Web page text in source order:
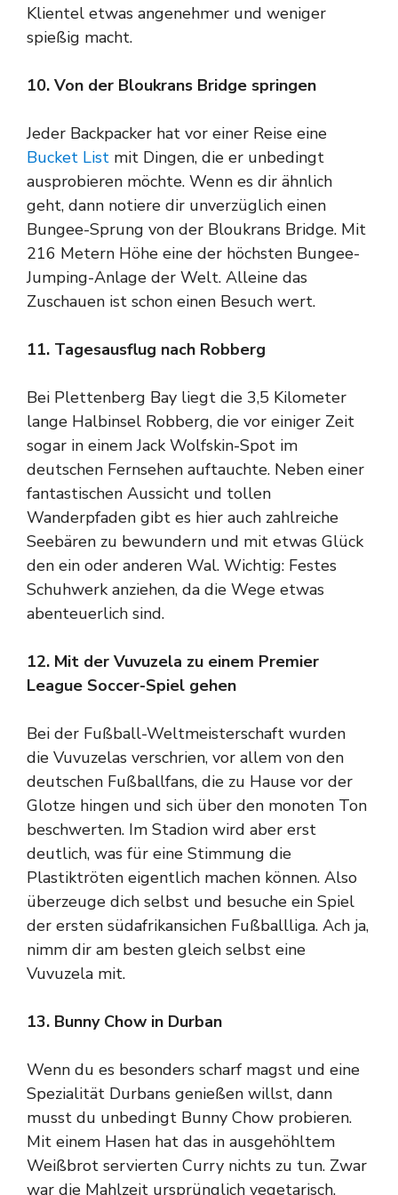
Klientel etwas angenehmer und weniger
spießig macht.
10. Von der Bloukrans Bridge springen
Jeder Backpacker hat vor einer Reise eine
Bucket List mit Dingen, die er unbedingt
ausprobieren möchte. Wenn es dir ähnlich
geht, dann notiere dir unverzüglich einen
Bungee-Sprung von der Bloukrans Bridge. Mit
216 Metern Höhe eine der höchsten Bungee-
Jumping-Anlage der Welt. Alleine das
Zuschauen ist schon einen Besuch wert.
11. Tagesausflug nach Robberg
Bei Plettenberg Bay liegt die 3,5 Kilometer
lange Halbinsel Robberg, die vor einiger Zeit
sogar in einem Jack Wolfskin-Spot im
deutschen Fernsehen auftauchte. Neben einer
fantastischen Aussicht und tollen
Wanderpfaden gibt es hier auch zahlreiche
Seebären zu bewundern und mit etwas Glück
den ein oder anderen Wal. Wichtig: Festes
Schuhwerk anziehen, da die Wege etwas
abenteuerlich sind.
12. Mit der Vuvuzela zu einem Premier
League Soccer-Spiel gehen
Bei der Fußball-Weltmeisterschaft wurden
die Vuvuzelas verschrien, vor allem von den
deutschen Fußballfans, die zu Hause vor der
Glotze hingen und sich über den monoten Ton
beschwerten. Im Stadion wird aber erst
deutlich, was für eine Stimmung die
Plastiktröten eigentlich machen können. Also
überzeuge dich selbst und besuche ein Spiel
der ersten südafrikansichen Fußballliga. Ach ja,
nimm dir am besten gleich selbst eine
Vuvuzela mit.
13. Bunny Chow in Durban
Wenn du es besonders scharf magst und eine
Spezialität Durbans genießen willst, dann
musst du unbedingt Bunny Chow probieren.
Mit einem Hasen hat das in ausgehöhltem
Weißbrot servierten Curry nichts zu tun. Zwar
war die Mahlzeit ursprünglich vegetarisch,